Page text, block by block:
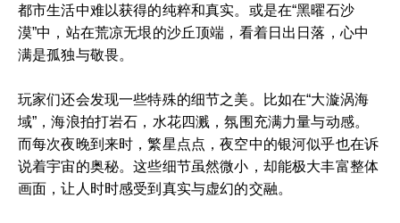
都市生活中难以获得的纯粹和真实。或是在“黑曜石沙
漠”中，站在荒凉无垠的沙丘顶端，看着日出日落，心中
满是孤独与敬畏。
玩家们还会发现一些特殊的细节之美。比如在“大漩涡海
域”，海浪拍打岩石，水花四溅，氛围充满力量与动感。
而每次夜晚到来时，繁星点点，夜空中的银河似乎也在诉
说着宇宙的奥秘。这些细节虽然微小，却能极大丰富整体
画面，让人时时感受到真实与虚幻的交融。